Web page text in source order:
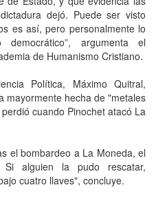
dejó. Puede ser visto
es así, pero personalmente lo
argumenta el
de Humanismo Cristiano.
Política, Máximo Quitral,
mayormente hecha de "metales
cuando Pinochet atacó La
el bombardeo a La Moneda, el
alguien la pudo rescatar,
cuatro llaves", concluye.